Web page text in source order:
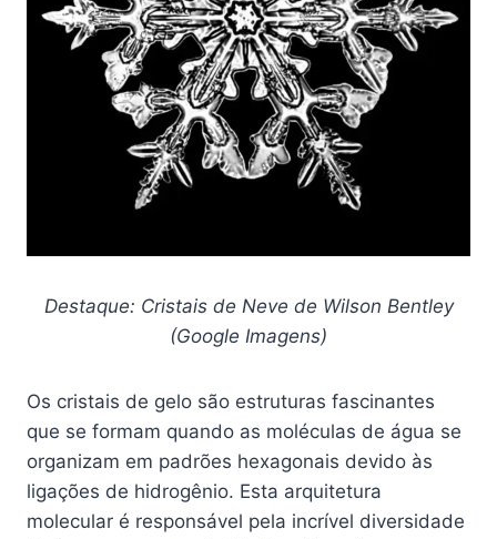
Destaque: Cristais de Neve de Wilson Bentley
(Google Imagens)
Os cristais de gelo são estruturas fascinantes
que se formam quando as moléculas de água se
organizam em padrões hexagonais devido às
ligações de hidrogênio. Esta arquitetura
molecular é responsável pela incrível diversidade